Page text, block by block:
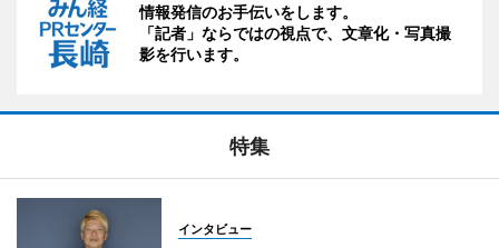
情報発信のお手伝いをします。
「記者」ならではの視点で、文章化・写真撮
影を行います。
特集
インタビュー